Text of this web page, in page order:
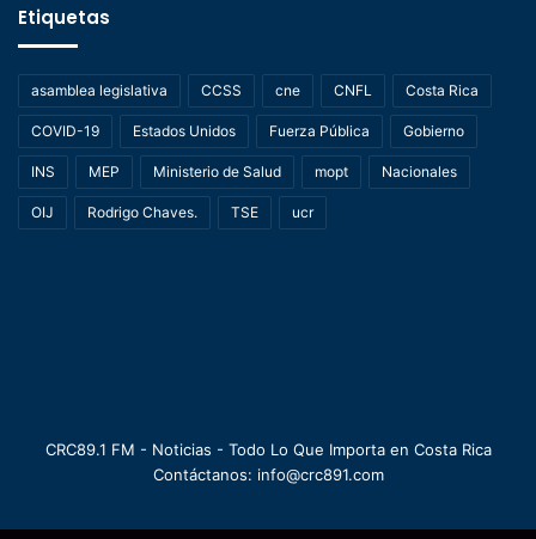
Etiquetas
asamblea legislativa CCSS cne CNFL Costa Rica
COVID-19 Estados Unidos Fuerza Pública Gobierno
INS MEP Ministerio de Salud mopt Nacionales
OIJ Rodrigo Chaves. TSE ucr
CRC89.1 FM - Noticias - Todo Lo Que Importa en Costa Rica
Contáctanos: info@crc891.com